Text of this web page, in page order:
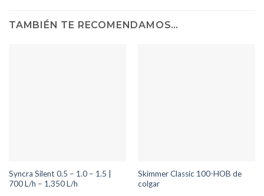
TAMBIÉN TE RECOMENDAMOS…
Syncra Silent 0.5 – 1.0 – 1.5 |
700 L/h – 1,350 L/h
Skimmer Classic 100-HOB de
colgar